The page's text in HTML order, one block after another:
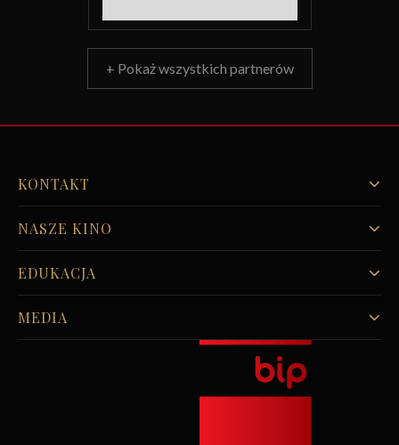
+ Pokaż wszystkich partnerów
KONTAKT
NASZE KINO
EDUKACJA
MEDIA